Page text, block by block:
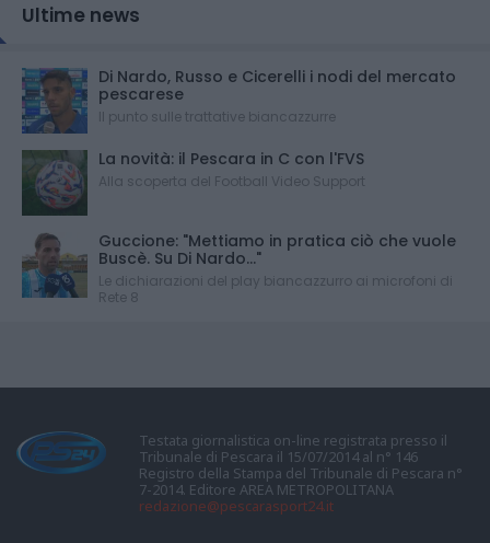
Ultime news
Di Nardo, Russo e Cicerelli i nodi del mercato
pescarese
Il punto sulle trattative biancazzurre
La novità: il Pescara in C con l'FVS
Alla scoperta del Football Video Support
Guccione: "Mettiamo in pratica ciò che vuole
Buscè. Su Di Nardo..."
Le dichiarazioni del play biancazzurro ai microfoni di
Rete 8
Testata giornalistica on-line registrata presso il
Tribunale di Pescara il 15/07/2014 al n° 146
Registro della Stampa del Tribunale di Pescara n°
7-2014. Editore AREA METROPOLITANA
redazione@pescarasport24.it